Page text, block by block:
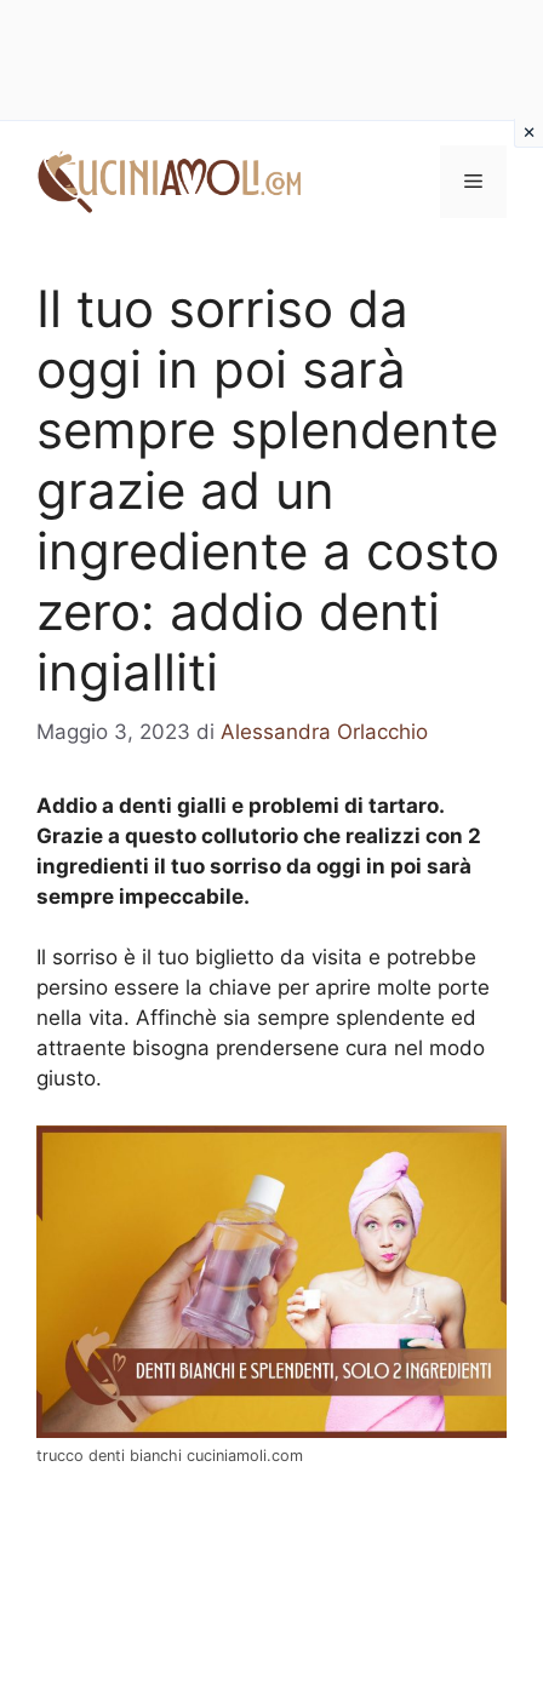
contenuto
Menu
Il tuo sorriso da
oggi in poi sarà
sempre splendente
grazie ad un
ingrediente a costo
zero: addio denti
ingialliti
Maggio 3, 2023 di Alessandra Orlacchio
Addio a denti gialli e problemi di tartaro.
Grazie a questo collutorio che realizzi con 2
ingredienti il tuo sorriso da oggi in poi sarà
sempre impeccabile.
Il sorriso è il tuo biglietto da visita e potrebbe
persino essere la chiave per aprire molte porte
nella vita. Affinchè sia sempre splendente ed
attraente bisogna prendersene cura nel modo
giusto.
trucco denti bianchi cuciniamoli.com